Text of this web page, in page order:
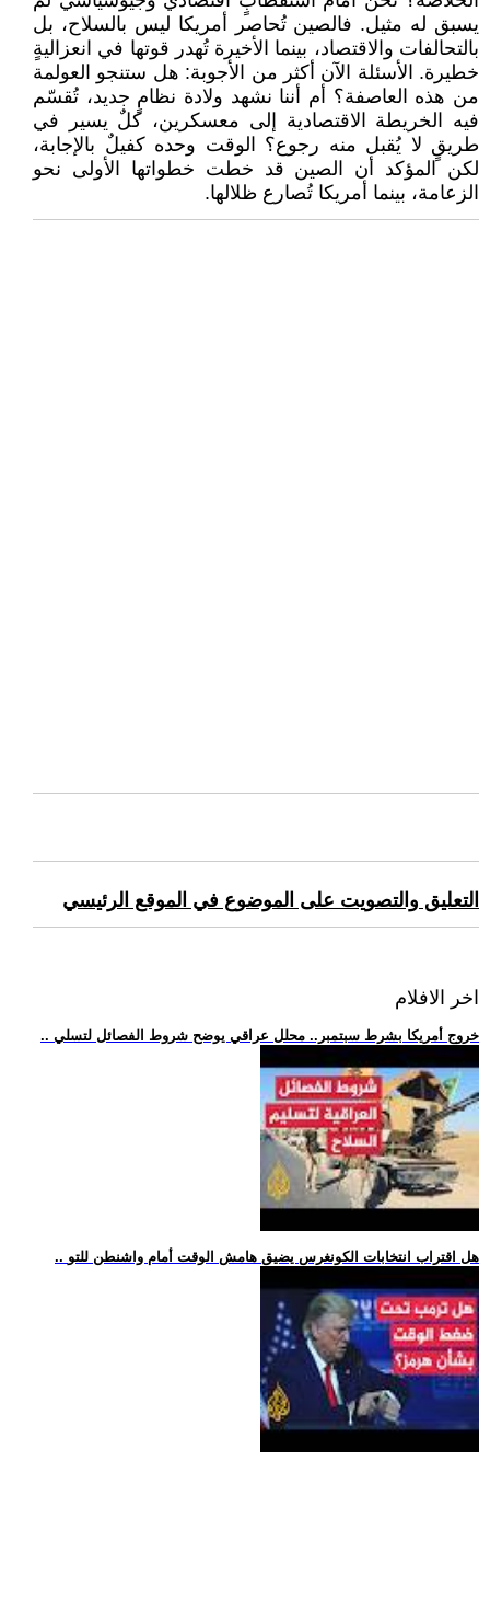
يسبق له مثيل. فالصين تُحاصر أمريكا ليس بالسلاح، بل
بالتحالفات والاقتصاد، بينما الأخيرة تُهدر قوتها في انعزاليةٍ
خطيرة. الأسئلة الآن أكثر من الأجوبة: هل ستنجو العولمة
من هذه العاصفة؟ أم أننا نشهد ولادة نظامٍ جديد، تُقسّم
فيه الخريطة الاقتصادية إلى معسكرين، كلٌ يسير في
طريقٍ لا يُقبل منه رجوع؟ الوقت وحده كفيلٌ بالإجابة،
لكن المؤكد أن الصين قد خطت خطواتها الأولى نحو
الزعامة، بينما أمريكا تُصارع ظلالها.
التعليق والتصويت على الموضوع في الموقع الرئيسي
اخر الافلام
.. خروج أمريكا بشرط سبتمبر.. محلل عراقي يوضح شروط الفصائل لتسلي
.. هل اقتراب انتخابات الكونغرس يضيق هامش الوقت أمام واشنطن للتو